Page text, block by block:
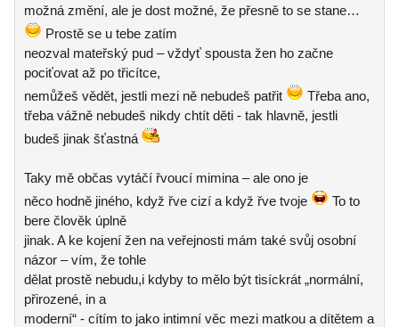
možná změní, ale je dost možné, že přesně to se stane…
Prostě se u tebe zatím
neozval mateřský pud – vždyť spousta žen ho začne
pociťovat až po třicítce,
nemůžeš vědět, jestli mezi ně nebudeš patřit
Třeba ano,
třeba vážně nebudeš nikdy chtít děti - tak hlavně, jestli
budeš jinak šťastná
Taky mě občas vytáčí řvoucí mimina – ale ono je
něco hodně jiného, když řve cizí a když řve tvoje
To to
bere člověk úplně
jinak. A ke kojení žen na veřejnosti mám také svůj osobní
názor – vím, že tohle
dělat prostě nebudu,i kdyby to mělo být tisíckrát „normální,
přirozené, in a
moderní“ - cítím to jako intimní věc mezi matkou a dítětem a